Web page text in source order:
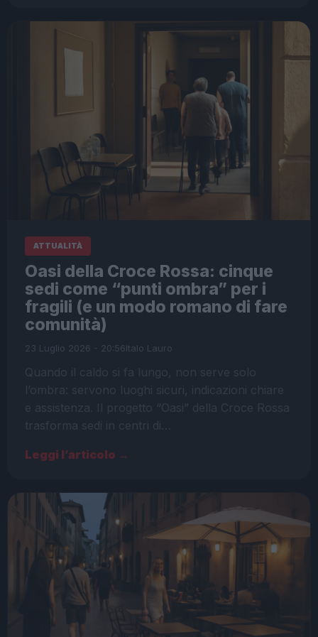
ATTUALITÀ
Oasi della Croce Rossa: cinque
sedi come “punti ombra” per i
fragili (e un modo romano di fare
comunità)
23 Luglio 2026 - 20:56Italo Lauro
Quando il caldo si fa lungo, non serve solo
l’ombra: servono luoghi sicuri, indicazioni chiare
e assistenza. Il progetto “Oasi” della Croce Rossa
trasforma sedi in centri di…
Leggi l’articolo →